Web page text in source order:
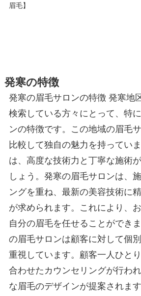
眉毛】
発寒の特徴
発寒の眉毛サロンの特徴 発寒地
検索している方々にとって、特
ンの特徴です。この地域の眉毛
比較して独自の魅力を持ってい
は、高度な技術力と丁寧な施術
しょう。発寒の眉毛サロンは、
ングを重ね、最新の美容技術に
が求められます。これにより、
自分の眉毛を任せることができ
の眉毛サロンは顧客に対して個
重視しています。顧客一人ひと
合わせたカウンセリングが行わ
な眉毛のデザインが提案されま